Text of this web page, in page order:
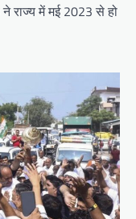
राज्य में मई 2023 से हो